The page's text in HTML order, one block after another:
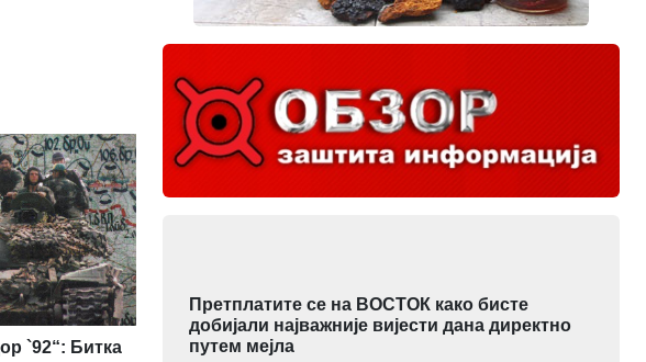
`92“: Битка
Претплатите се на ВОСТОК како бисте
добијали најважније вијести дана директно
путем мејла